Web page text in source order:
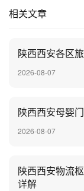
相关文章
陕西西安各区
2026-08-07
陕西西安母婴
2026-08-07
陕西西安物流
详解